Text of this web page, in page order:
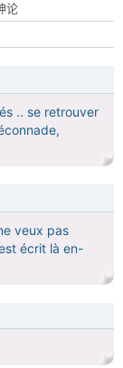
论
.. se retrouver
veux pas
écrit là en-